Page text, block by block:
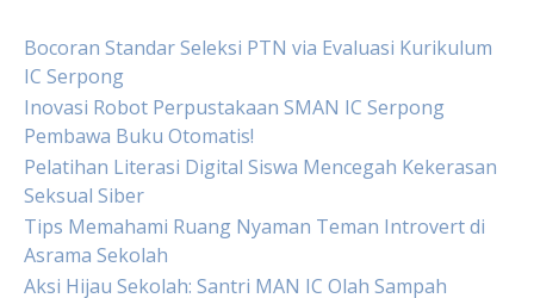
Bocoran Standar Seleksi PTN via Evaluasi Kurikulum
IC Serpong
Inovasi Robot Perpustakaan SMAN IC Serpong
Pembawa Buku Otomatis!
Pelatihan Literasi Digital Siswa Mencegah Kekerasan
Seksual Siber
Tips Memahami Ruang Nyaman Teman Introvert di
Asrama Sekolah
Aksi Hijau Sekolah: Santri MAN IC Olah Sampah